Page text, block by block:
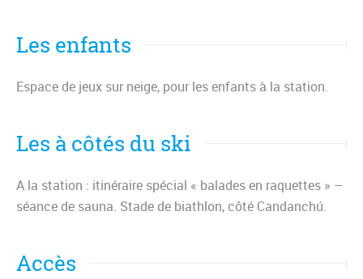
Les enfants
Espace de jeux sur neige, pour les enfants à la station.
Les à côtés du ski
A la station : itinéraire spécial « balades en raquettes » –
séance de sauna. Stade de biathlon, côté Candanchú.
Accès